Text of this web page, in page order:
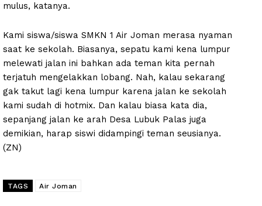
mulus, katanya.
Kami siswa/siswa SMKN 1 Air Joman merasa nyaman
saat ke sekolah. Biasanya, sepatu kami kena lumpur
melewati jalan ini bahkan ada teman kita pernah
terjatuh mengelakkan lobang. Nah, kalau sekarang
gak takut lagi kena lumpur karena jalan ke sekolah
kami sudah di hotmix. Dan kalau biasa kata dia,
sepanjang jalan ke arah Desa Lubuk Palas juga
demikian, harap siswi didampingi teman seusianya.
(ZN)
TAGS Air Joman